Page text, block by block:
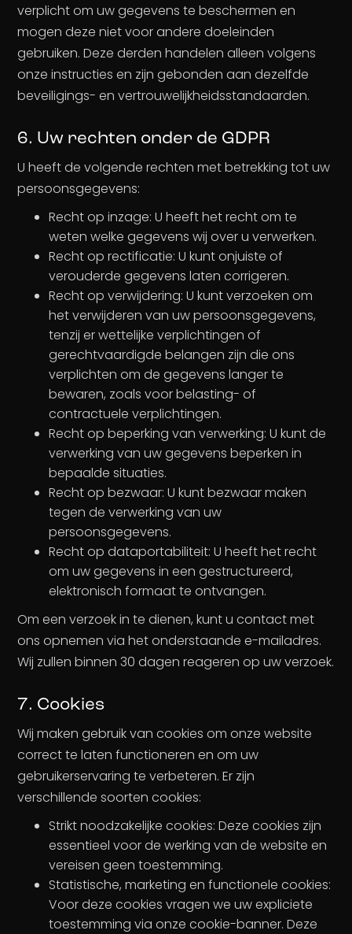
verplicht om uw gegevens te beschermen en
mogen deze niet voor andere doeleinden
gebruiken. Deze derden handelen alleen volgens
onze instructies en zijn gebonden aan dezelfde
beveiligings- en vertrouwelijkheidsstandaarden.
6. Uw rechten onder de GDPR
U heeft de volgende rechten met betrekking tot uw
persoonsgegevens:
Recht op inzage: U heeft het recht om te
weten welke gegevens wij over u verwerken.
Recht op rectificatie: U kunt onjuiste of
verouderde gegevens laten corrigeren.
Recht op verwijdering: U kunt verzoeken om
het verwijderen van uw persoonsgegevens,
tenzij er wettelijke verplichtingen of
gerechtvaardigde belangen zijn die ons
verplichten om de gegevens langer te
bewaren, zoals voor belasting- of
contractuele verplichtingen.
Recht op beperking van verwerking: U kunt de
verwerking van uw gegevens beperken in
bepaalde situaties.
Recht op bezwaar: U kunt bezwaar maken
tegen de verwerking van uw
persoonsgegevens.
Recht op dataportabiliteit: U heeft het recht
om uw gegevens in een gestructureerd,
elektronisch formaat te ontvangen.
Om een verzoek in te dienen, kunt u contact met
ons opnemen via het onderstaande e-mailadres.
Wij zullen binnen 30 dagen reageren op uw verzoek.
7. Cookies
Wij maken gebruik van cookies om onze website
correct te laten functioneren en om uw
gebruikerservaring te verbeteren. Er zijn
verschillende soorten cookies:
Strikt noodzakelijke cookies: Deze cookies zijn
essentieel voor de werking van de website en
vereisen geen toestemming.
Statistische, marketing en functionele cookies:
Voor deze cookies vragen we uw expliciete
toestemming via onze cookie-banner. Deze